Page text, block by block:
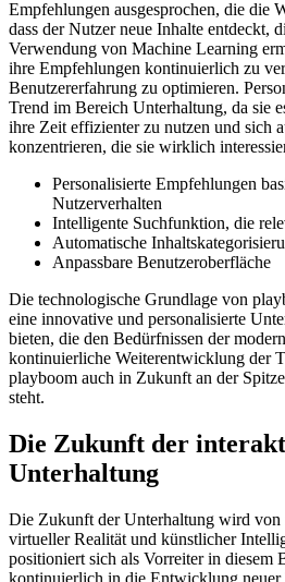
Empfehlungen ausgesprochen, die die
dass der Nutzer neue Inhalte entdeckt,
Verwendung von Machine Learning
ihre Empfehlungen kontinuierlich zu
Benutzererfahrung zu optimieren.
Trend im Bereich Unterhaltung, da sie
ihre Zeit effizienter zu nutzen und sich
konzentrieren, die sie wirklich
Personalisierte Empfehlungen
Nutzerverhalten
Intelligente Suchfunktion, die
Automatische
Anpassbare Benutzeroberfläche
Die technologische Grundlage von
eine innovative und personalisierte
bieten, die den Bedürfnissen der
kontinuierliche Weiterentwicklung der
playboom auch in Zukunft an der
steht.
Die Zukunft der
Unterhaltung
Die Zukunft der Unterhaltung wird von
virtueller Realität und künstlicher
positioniert sich als Vorreiter in diesem
kontinuierlich in die Entwicklung neuer